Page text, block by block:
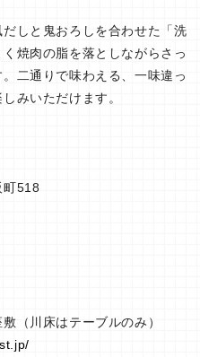
しと鬼おろしを合わせた「洗
焼肉の脂を落としながらさっ
二通りで味わえる、一味違っ
みいただけます。
町518
円
（川床はテーブルのみ）